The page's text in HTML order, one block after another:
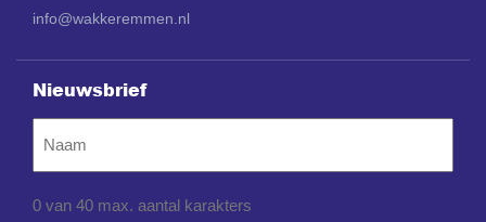
info@wakkeremmen.nl
Nieuwsbrief
0 van 40 max. aantal karakters